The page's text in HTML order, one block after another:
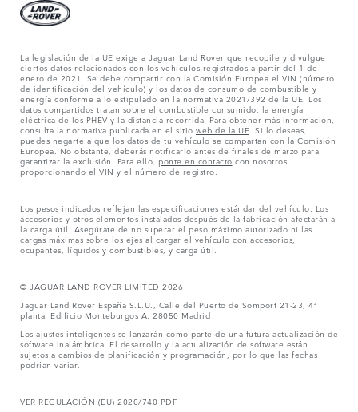
La legislación de la UE exige a Jaguar Land Rover que recopile y divulgue
ciertos datos relacionados con los vehículos registrados a partir del 1 de
enero de 2021. Se debe compartir con la Comisión Europea el VIN (número
de identificación del vehículo) y los datos de consumo de combustible y
energía conforme a lo estipulado en la normativa 2021/392 de la UE. Los
datos compartidos tratan sobre el combustible consumido, la energía
eléctrica de los PHEV y la distancia recorrida. Para obtener más información,
consulta la normativa publicada en el sitio web de la UE . Si lo deseas,
puedes negarte a que los datos de tu vehículo se compartan con la Comisión
Europea. No obstante, deberás notificarlo antes de finales de marzo para
garantizar la exclusión. Para ello, ponte en contacto con nosotros
proporcionando el VIN y el número de registro.
Los pesos indicados reflejan las especificaciones estándar del vehículo. Los
accesorios y otros elementos instalados después de la fabricación afectarán a
la carga útil. Asegúrate de no superar el peso máximo autorizado ni las
cargas máximas sobre los ejes al cargar el vehículo con accesorios,
ocupantes, líquidos y combustibles, y carga útil.
© JAGUAR LAND ROVER LIMITED 2026
Jaguar Land Rover España S.L.U., Calle del Puerto de Somport 21-23, 4ª
planta, Edificio Monteburgos A, 28050 Madrid
Los ajustes inteligentes se lanzarán como parte de una futura actualización de
software inalámbrica. El desarrollo y la actualización de software están
sujetos a cambios de planificación y programación, por lo que las fechas
podrían variar.
VER REGULACIÓN (EU) 2020/740 PDF